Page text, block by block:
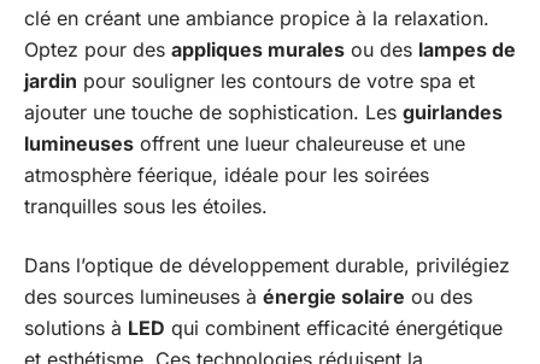
clé en créant une ambiance propice à la relaxation.
Optez pour des appliques murales ou des lampes de
jardin pour souligner les contours de votre spa et
ajouter une touche de sophistication. Les guirlandes
lumineuses offrent une lueur chaleureuse et une
atmosphère féerique, idéale pour les soirées
tranquilles sous les étoiles.
Dans l’optique de développement durable, privilégiez
des sources lumineuses à énergie solaire ou des
solutions à LED qui combinent efficacité énergétique
et esthétisme. Ces technologies réduisent la